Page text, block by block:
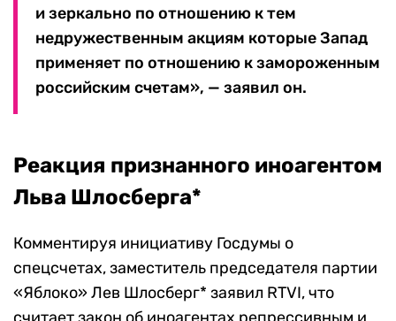
и зеркально по отношению к тем
недружественным акциям которые Запад
применяет по отношению к замороженным
российским счетам», — заявил он.
Реакция признанного иноагентом
Льва Шлосберга*
Комментируя инициативу Госдумы о
спецсчетах, заместитель председателя партии
«Яблоко» Лев Шлосберг* заявил RTVI, что